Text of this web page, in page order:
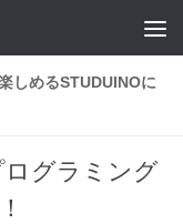
しめるSTUDUINOに
グラミング